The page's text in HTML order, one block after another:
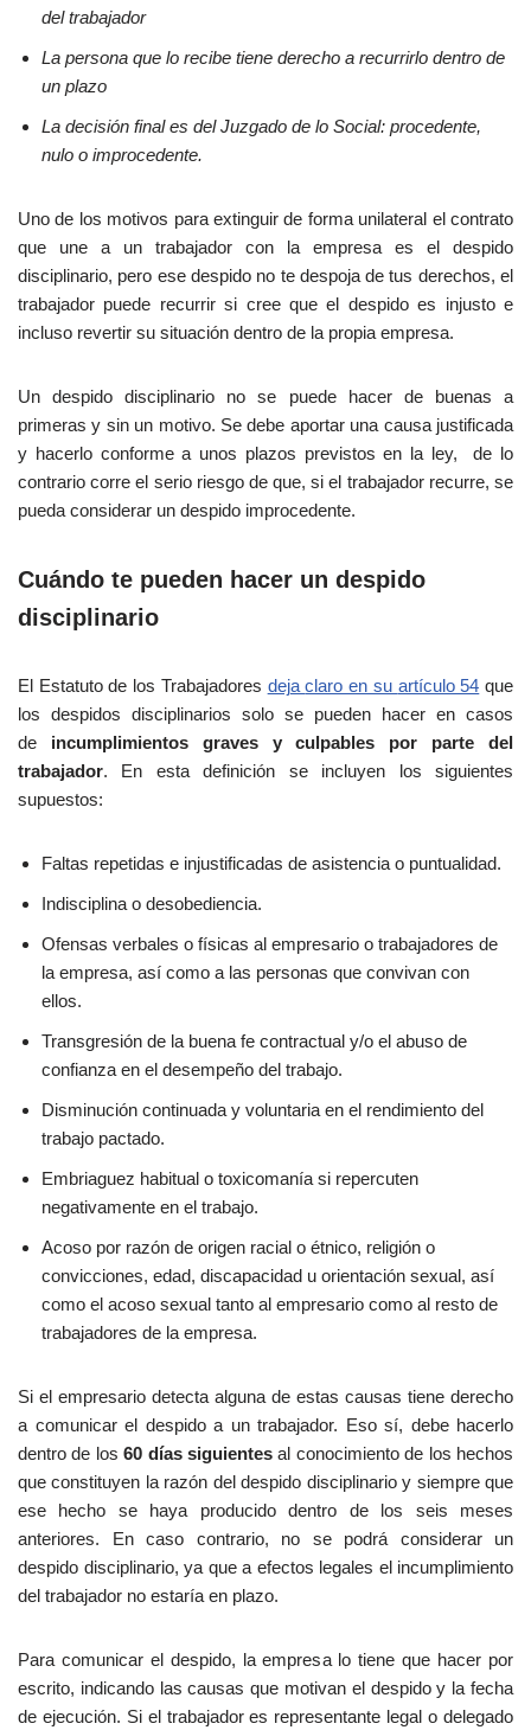
del trabajador
La persona que lo recibe tiene derecho a recurrirlo dentro de
un plazo
La decisión final es del Juzgado de lo Social: procedente,
nulo o improcedente.
Uno de los motivos para extinguir de forma unilateral el contrato
que une a un trabajador con la empresa es el despido
disciplinario, pero ese despido no te despoja de tus derechos, el
trabajador puede recurrir si cree que el despido es injusto e
incluso revertir su situación dentro de la propia empresa.
Un despido disciplinario no se puede hacer de buenas a
primeras y sin un motivo. Se debe aportar una causa justificada
y hacerlo conforme a unos plazos previstos en la ley, de lo
contrario corre el serio riesgo de que, si el trabajador recurre, se
pueda considerar un despido improcedente.
Cuándo te pueden hacer un despido
disciplinario
El Estatuto de los Trabajadores dejaclaro en su artículo 54 que
los despidos disciplinarios solo se pueden hacer en casos
de incumplimientos graves y culpables por parte del
trabajador. En esta definición se incluyen los siguientes
supuestos:
Faltas repetidas e injustificadas de asistencia o puntualidad.
Indisciplina o desobediencia.
Ofensas verbales o físicas al empresario o trabajadores de
la empresa, así como a las personas que convivan con
ellos.
Transgresión de la buena fe contractual y/o el abuso de
confianza en el desempeño del trabajo.
Disminución continuada y voluntaria en el rendimiento del
trabajo pactado.
Embriaguez habitual o toxicomanía si repercuten
negativamente en el trabajo.
Acoso por razón de origen racial o étnico, religión o
convicciones, edad, discapacidad u orientación sexual, así
como el acoso sexual tanto al empresario como al resto de
trabajadores de la empresa.
Si el empresario detecta alguna de estas causas tiene derecho
a comunicar el despido a un trabajador. Eso sí, debe hacerlo
dentro de los60 días siguientesal conocimiento de los hechos
que constituyen la razón del despido disciplinario y siempre que
ese hecho se haya producido dentro de los seis meses
anteriores. En caso contrario, no se podrá considerar un
despido disciplinario, ya que a efectos legales el incumplimiento
del trabajador no estaría en plazo.
Para comunicar el despido, la empresa lo tiene que hacer por
escrito, indicando las causas que motivan el despido y la fecha
de ejecución. Si el trabajador es representante legal o delegado